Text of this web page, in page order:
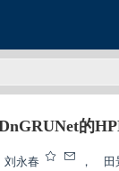
的
刘永春 ，
田